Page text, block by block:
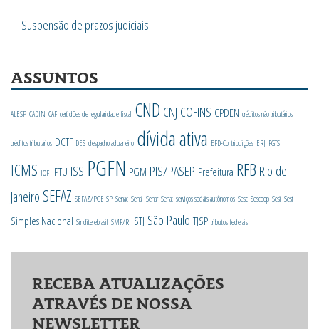
Suspensão de prazos judiciais
ASSUNTOS
ALESP CADIN CAF certidões de regularidade fiscal CND CNJ COFINS CPDEN créditos não tributários
créditos tributários DCTF DES despacho aduaneiro dívida ativa EFD-Contribuições ERJ FGTS
ICMS IOF IPTU ISS PGFN PGM PIS/PASEP Prefeitura RFB Rio de
Janeiro SEFAZ SEFAZ/PGE-SP Senac Senai Senar Senat serviços sociais autônomos Sesc Sescoop Sesi Sest
Simples Nacional Sinditelebrasil SMF/RJ STJ São Paulo TJSP tributos federais
RECEBA ATUALIZAÇÕES
ATRAVÉS DE NOSSA
NEWSLETTER